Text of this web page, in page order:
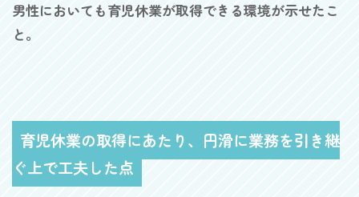
男性においても育児休業が取得できる環境が示せたこ
と。
育児休業の取得にあたり、円滑に業務を引き継
ぐ上で工夫した点